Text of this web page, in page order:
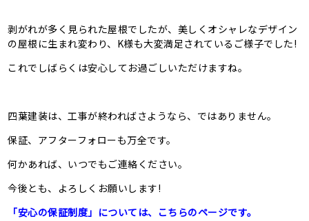
剥がれが多く見られた屋根でしたが、美しくオシャレなデザイン
の屋根に生まれ変わり、K様も大変満足されているご様子でした!
これでしばらくは安心してお過ごしいただけますね。
四葉建装は、工事が終わればさようなら、ではありません。
保証、アフターフォローも万全です。
何かあれば、いつでもご連絡ください。
今後とも、よろしくお願いします!
「安心の保証制度」については、こちらのページです。